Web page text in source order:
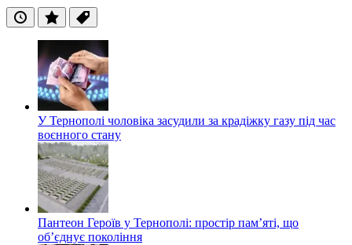
ОстанніПопулярні
Теги
У Тернополі чоловіка засудили за крадіжку газу під час
воєнного стану
Пантеон Героїв у Тернополі: простір пам’яті, що
об’єднує покоління